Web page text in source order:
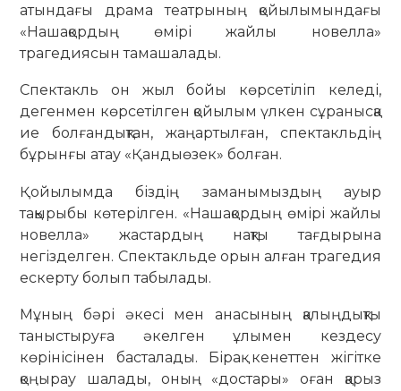
атындағы драма театрының қойылымындағы
«Нашақордың өмірі жайлы новелла»
трагедиясын тамашалады.
Спектакль он жыл бойы көрсетіліп келеді,
дегенмен көрсетілген қойылым үлкен сұранысқа
ие болғандықтан, жаңартылған, спектакльдің
бұрынғы атау «Қандыөзек» болған.
Қойылымда біздің заманымыздың ауыр
тақырыбы көтерілген. «Нашақордың өмірі жайлы
новелла» жастардың нақты тағдырына
негізделген. Спектакльде орын алған трагедия
ескерту болып табылады.
Мұның бәрі әкесі мен анасының қалыңдықты
таныстыруға әкелген ұлымен кездесу
көрінісінен басталады. Бірақ кенеттен жігітке
қоңырау шалады, оның «достары» оған қарыз